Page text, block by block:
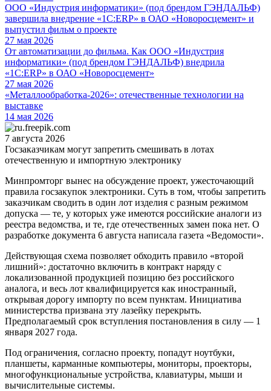
ООО «Индустрия информатики» (под брендом ГЭНДАЛЬФ)
завершила внедрение «1С:ERP» в ОАО «Новоросцемент» и
выпустил фильм о проекте
27 мая 2026
От автоматизации до фильма. Как ООО «Индустрия
информатики» (под брендом ГЭНДАЛЬФ) внедрила
«1С:ERP» в ОАО «Новоросцемент»
27 мая 2026
«Металлообработка-2026»: отечественные технологии на
выставке
14 мая 2026
7 августа 2026
Госзаказчикам могут запретить смешивать в лотах
отечественную и импортную электронику
Минпромторг вынес на обсуждение проект, ужесточающий
правила госзакупок электроники. Суть в том, чтобы запретить
заказчикам сводить в один лот изделия с разным режимом
допуска — те, у которых уже имеются российские аналоги из
реестра ведомства, и те, где отечественных замен пока нет. О
разработке документа 6 августа написала газета «Ведомости».
Действующая схема позволяет обходить правило «второй
лишний»: достаточно включить в контракт наряду с
локализованной продукцией позицию без российского
аналога, и весь лот квалифицируется как иностранный,
открывая дорогу импорту по всем пунктам. Инициатива
министерства призвана эту лазейку перекрыть.
Предполагаемый срок вступления постановления в силу — 1
января 2027 года.
Под ограничения, согласно проекту, попадут ноутбуки,
планшеты, карманные компьютеры, мониторы, проекторы,
многофункциональные устройства, клавиатуры, мыши и
вычислительные системы.